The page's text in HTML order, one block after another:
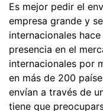
Es mejor pedir el
empresa grande y
internacionales
presencia en el
internacionales por
en más de 200
envían a través de
tiene que